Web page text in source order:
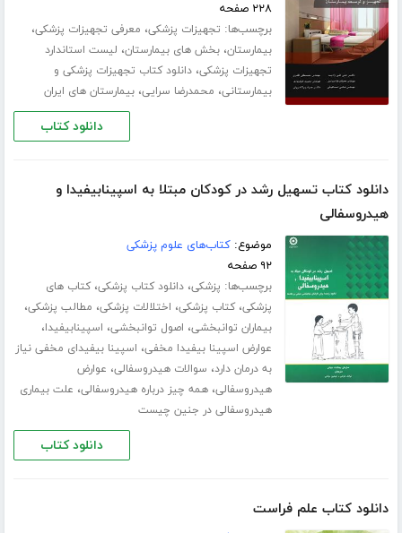
۲۲۸ صفحه
برچسب‌ها: تجهیزات پزشکی، معرفی تجهیزات پزشکی،
بیمارستان،بخش های بیمارستان، لیست استاندارد
تجهیزات پزشکی،دانلود کتاب تجهیزات پزشکی و
بیمارستانی، محمدرضا سرایی،بیمارستان های ایران
دانلود کتاب
دانلود کتاب تسهیل رشد در کودکان مبتلا به اسپینابیفیدا و
هیدروسفالی
موضوع:کتاب‌های علوم پزشکی
۹۲ صفحه
برچسب‌ها: پزشکی،دانلود کتاب پزشکی،کتاب های
پزشکی،کتاب پزشکی، اختلالات پزشکی، مطالب پزشکی،
بیماران توانبخشی، اصول توانبخشی، اسپینابیفیدا،
عوارض اسپینا بیفیدا مخفی، اسپینا بیفیدای مخفی نیاز
به درمان دارد، سوالات هیدروسفالی، عوارض
هیدروسفالی،همه چیز درباره هیدروسفالی، علت بیماری
هیدروسفالی در جنین چیست
دانلود کتاب
دانلود کتاب علم فراست